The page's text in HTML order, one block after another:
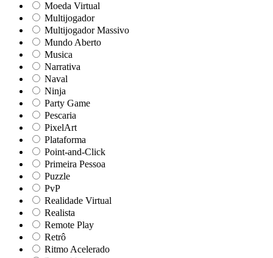
Moeda Virtual
Multijogador
Multijogador Massivo
Mundo Aberto
Musica
Narrativa
Naval
Ninja
Party Game
Pescaria
PixelArt
Plataforma
Point-and-Click
Primeira Pessoa
Puzzle
PvP
Realidade Virtual
Realista
Remote Play
Retrô
Ritmo Acelerado